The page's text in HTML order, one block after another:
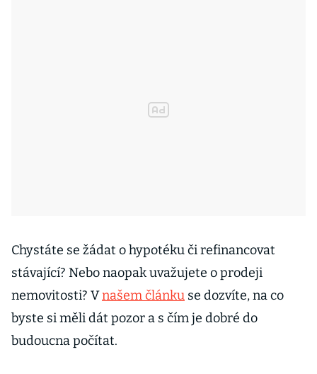
Chystáte se žádat o hypotéku či refinancovat
stávající? Nebo naopak uvažujete o prodeji
nemovitosti? Vnašem článku se dozvíte, na co
byste si měli dát pozor a s čím je dobré do
budoucna počítat.